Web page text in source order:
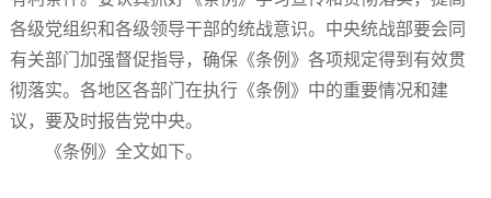
各级党组织和各级领导干部的统战意识。中央统战部要会同
有关部门加强督促指导，确保《条例》各项规定得到有效贯
彻落实。各地区各部门在执行《条例》中的重要情况和建
议，要及时报告党中央。
《条例》全文如下。